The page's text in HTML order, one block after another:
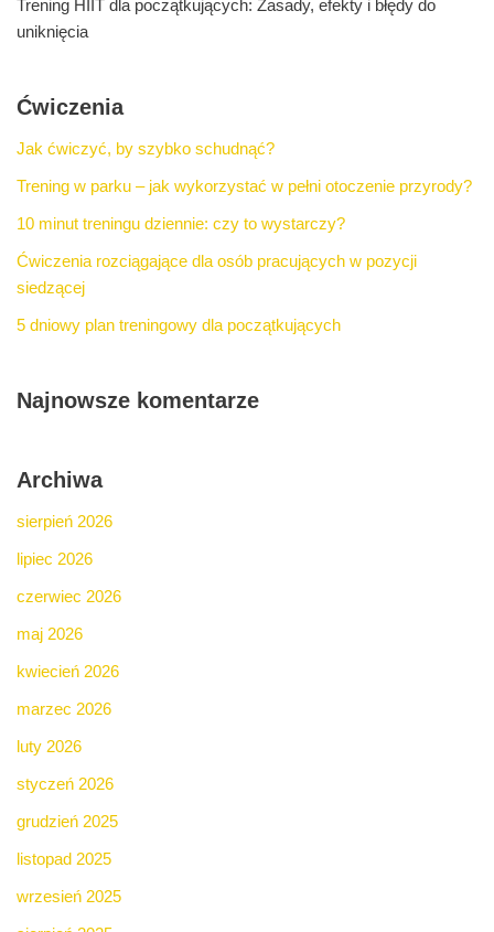
Trening HIIT dla początkujących: Zasady, efekty i błędy do
uniknięcia
Ćwiczenia
Jak ćwiczyć, by szybko schudnąć?
Trening w parku – jak wykorzystać w pełni otoczenie przyrody?
10 minut treningu dziennie: czy to wystarczy?
Ćwiczenia rozciągające dla osób pracujących w pozycji
siedzącej
5 dniowy plan treningowy dla początkujących
Najnowsze komentarze
Archiwa
sierpień 2026
lipiec 2026
czerwiec 2026
maj 2026
kwiecień 2026
marzec 2026
luty 2026
styczeń 2026
grudzień 2025
listopad 2025
wrzesień 2025